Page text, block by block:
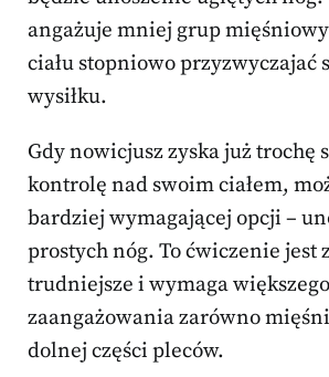
angażuje mniej grup
ciału stopniowo przyzwyczajać
wysiłku.
Gdy nowicjusz zyska już trochę
kontrolę nad swoim ciałem,
bardziej wymagającej opcji –
prostych nóg. To ćwiczenie jest
trudniejsze i wymaga większego
zaangażowania zarówno
dolnej części pleców.